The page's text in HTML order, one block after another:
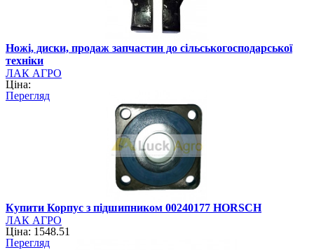
Ножі, диски, продаж запчастин до сільськогосподарської
техніки
ЛАК АГРО
Ціна:
Перегляд
Купити Корпус з підшипником 00240177 HORSCH
ЛАК АГРО
Ціна: 1548.51
Перегляд